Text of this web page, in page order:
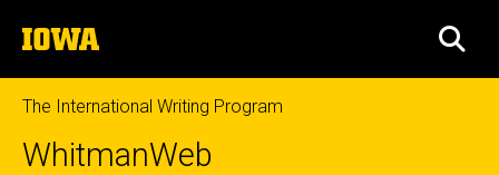
to
content
The
University
of
Iowa
The International Writing Program
WhitmanWeb